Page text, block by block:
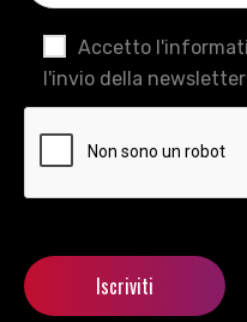
Accetto
l'invio della newsletter